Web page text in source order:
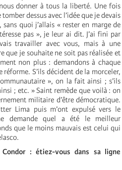
donner à tous la liberté. Une fois
dessus avec l’idée que je devais
quoi j’allais « rester en marge de
pas », je leur ai dit. J’ai fini par
travailler avec vous, mais à une
que je souhaite ne soit pas réalisée et
non plus : demandons à chaque
S’ils décident de la morceler,
», on la fait ainsi ; s’ils
; etc. » Saint remède que voilà : on
militaire d’être démocratique.
Lima puis m’ont expulsé vers le
demande quel a été le meilleur
que le moins mauvais est celui qui
: étiez-vous dans sa ligne